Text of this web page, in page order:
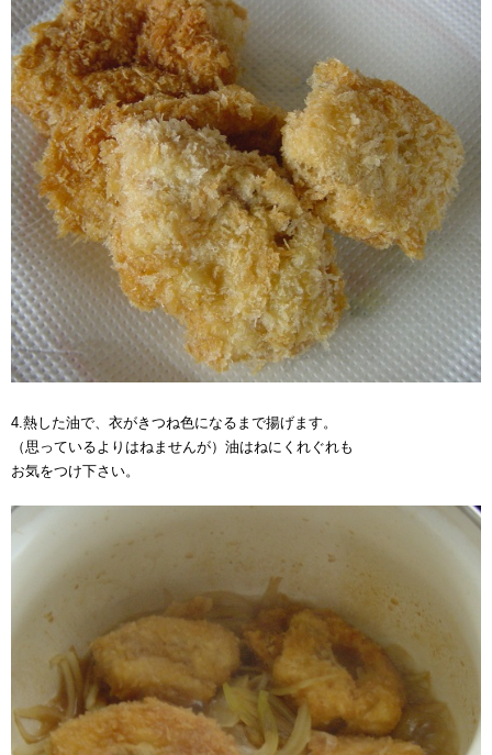
4.熱した油で、衣がきつね色になるまで揚げます。
（思っているよりはねませんが）油はねにくれぐれも
お気をつけ下さい。